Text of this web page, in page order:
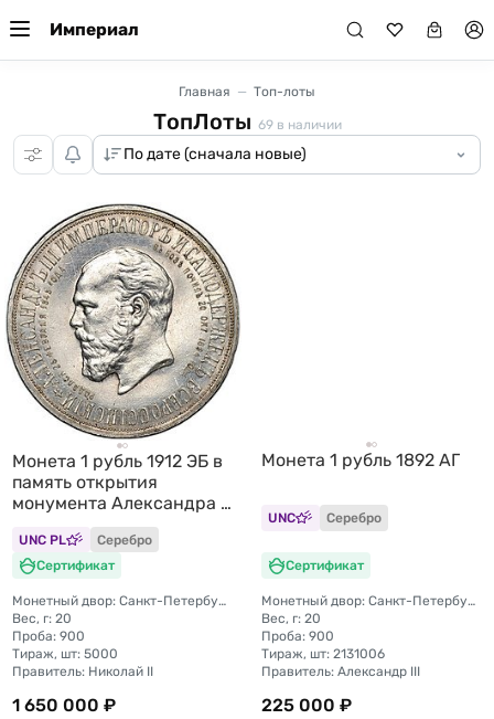
Империал
Главная Топ-лоты
ТопЛоты 69в наличии
Монета 1 рубль 1912 ЭБ в
память открытия
монумента Александра 3
UNC PL
Серебро
Сертификат
Монетный двор: Санкт-Петербургский монетный двор
Вес, г: 20
Проба: 900
Тираж, шт: 5000
Правитель: Николай II
1 650 000 ₽
Монета 1 рубль 1892 АГ
UNC Серебро
Сертификат
Монетный двор: Санкт-Петербургский монетный двор
Вес, г: 20
Проба: 900
Тираж, шт: 2131006
Правитель: Александр III
225 000 ₽